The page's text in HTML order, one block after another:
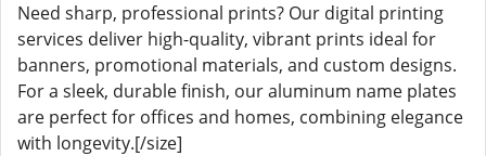
Need sharp, professional prints? Our digital printing
services deliver high-quality, vibrant prints ideal for
banners, promotional materials, and custom designs.
For a sleek, durable finish, our aluminum name plates
are perfect for offices and homes, combining elegance
with longevity.[/size]